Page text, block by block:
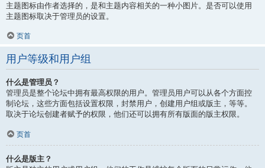
主题图标由作者选择的，是和主题内容相关的一种小图片。是否可以使用
主题图标取决于管理员的设置。
页首
用户等级和用户组
什么是管理员？
管理员是整个论坛中拥有最高权限的用户。管理员用户可以从各个方面控
制论坛，这些方面包括设置权限，封禁用户，创建用户组或版主，等等。
取决于论坛创建者赋予的权限，他们还可以拥有所有版面的版主权限。
页首
什么是版主？